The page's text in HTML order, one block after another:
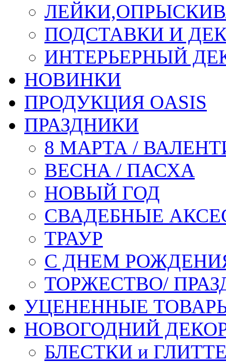
ПОДСТАВКИ И
ИНТЕРЬЕРНЫЙ
НОВИНКИ
ПРОДУКЦИЯ OASIS
ПРАЗДНИКИ
8 МАРТА /
ВЕСНА / ПАСХА
НОВЫЙ ГОД
СВАДЕБНЫЕ
ТРАУР
С ДНЕМ
ТОРЖЕСТВО/
УЦЕНЕННЫЕ
НОВОГОДНИЙ
БЛЕСТКИ и